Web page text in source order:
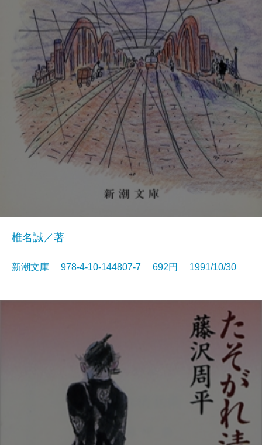
椎名誠／著
新潮文庫 978-4-10-144807-7 692円 1991/10/30